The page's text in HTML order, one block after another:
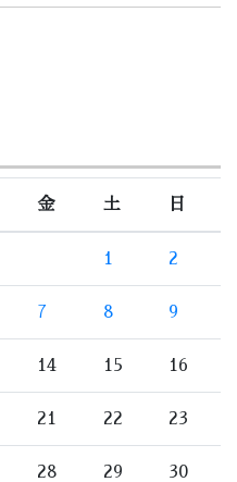
金 土 日
1 2
7 8 9
14 15 16
21 22 23
28 29 30